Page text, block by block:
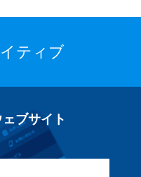
ティブ
ブサイト